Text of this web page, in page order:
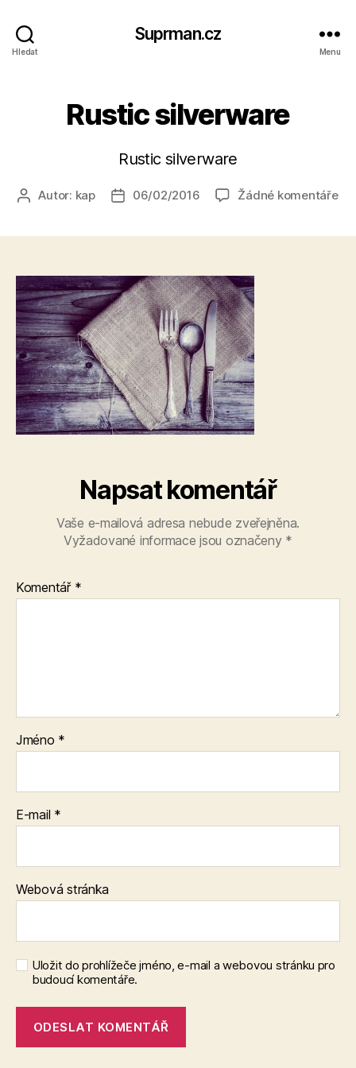
Hledat
Suprman.cz
Menu
Rustic silverware
Rustic silverware
AutorAutor: kap
Datum
06/02/2016 Žádné komentářeu
Napsat komentář
Vaše e-mailová adresa nebude zveřejněna.
Vyžadované informace jsou označeny *
Komentář *
Jméno *
E-mail *
Webová stránka
Uložit do prohlížeče jméno, e-mail a webovou stránku pro
budoucí komentáře.